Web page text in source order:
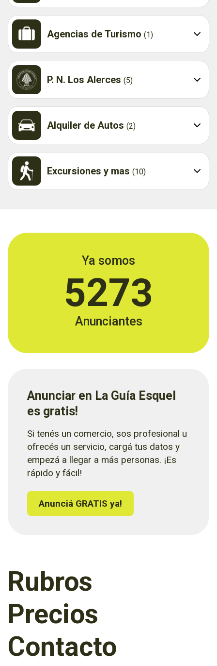
Agencias de Turismo (1)
P. N. Los Alerces (5)
Alquiler de Autos (2)
Excursiones y mas (10)
Ya somos
5273
Anunciantes
Anunciar en La Guía Esquel
es gratis!
Si tenés un comercio, sos profesional u
ofrecés un servicio, cargá tus datos y
empezá a llegar a más personas. ¡Es
rápido y fácil!
Anunciá GRATIS ya!
Rubros
Precios
Contacto